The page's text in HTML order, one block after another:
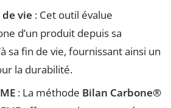
vie : Cet outil évalue
d’un produit depuis sa
sa fin de vie, fournissant ainsi un
la durabilité.
: La méthode Bilan Carbone®